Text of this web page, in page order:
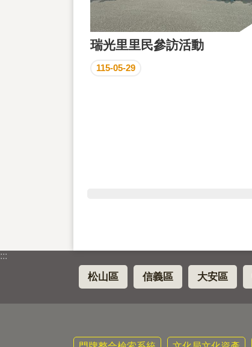
瑞光里里民參訪活動
115-05-29
:::
松山區 信義區 大安區